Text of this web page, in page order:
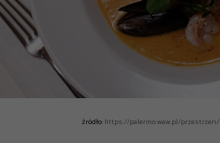
źródło: https://palermo.waw.pl/przestrzen/